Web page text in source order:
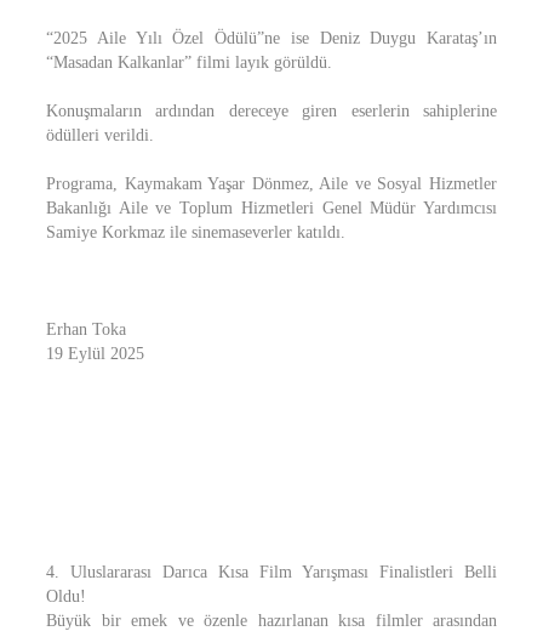
“2025 Aile Yılı Özel Ödülü”ne ise Deniz Duygu Karataş’ın
“Masadan Kalkanlar” filmi layık görüldü.
Konuşmaların ardından dereceye giren eserlerin sahiplerine
ödülleri verildi.
Programa, Kaymakam Yaşar Dönmez, Aile ve Sosyal Hizmetler
Bakanlığı Aile ve Toplum Hizmetleri Genel Müdür Yardımcısı
Samiye Korkmaz ile sinemaseverler katıldı.
Erhan Toka
19 Eylül 2025
4. Uluslararası Darıca Kısa Film Yarışması Finalistleri Belli
Oldu!
Büyük bir emek ve özenle hazırlanan kısa filmler arasından